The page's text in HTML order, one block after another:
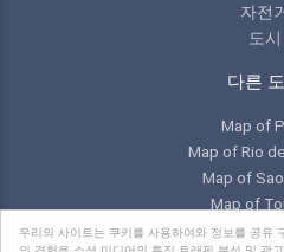
우리의 사이트는 쿠키를 사용하여와 정보를 공유
자전
도시
다른
Map of
Map of Rio
Map of
Map of